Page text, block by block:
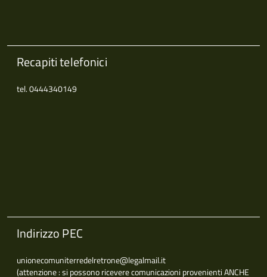
Recapiti telefonici
tel. 0444340149
Indirizzo PEC
unionecomuniterredelretrone@legalmail.it
(attenzione : si possono ricevere comunicazioni provenienti ANCHE